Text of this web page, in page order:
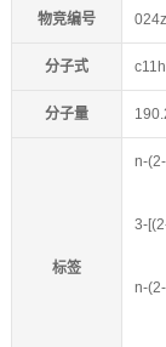
物竞编号 024z
分子式
分子量
标签
n-
3-
n-